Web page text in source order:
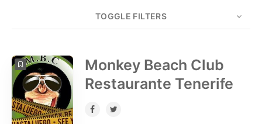
TOGGLE FILTERS
COUNT 5
Monkey Beach Club
Restaurante Tenerife